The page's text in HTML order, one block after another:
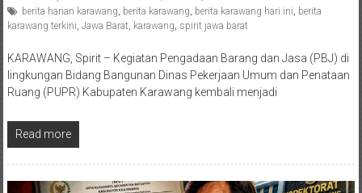
berita harian karawang berita karawang berita karawang hari ini berita
karawang terkini Jawa Barat karawang spirit jawa barat
KARAWANG, Spirit – Kegiatan Pengadaan Barang dan Jasa (PBJ) di
lingkungan Bidang Bangunan Dinas Pekerjaan Umum dan Penataan
Ruang (PUPR) Kabupaten Karawang kembali menjadi
Read more